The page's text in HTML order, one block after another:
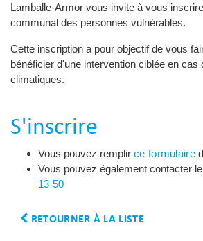
Lamballe-Armor vous invite à vous
communal des personnes vulnérables.
Cette inscription a pour objectif de vous
bénéficier d'une intervention ciblée en cas
climatiques.
S'inscrire
Vous pouvez remplir ce formulaire
Vous pouvez également contacter
13 50
RETOURNER À LA LISTE